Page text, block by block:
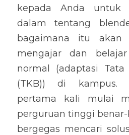
kepada Anda untuk
dalam tentang
bagaimana itu akan
mengajar dan
normal (adaptasi Tata
(TKB)) di kampus.
pertama kali mulai
perguruan tinggi
bergegas mencari